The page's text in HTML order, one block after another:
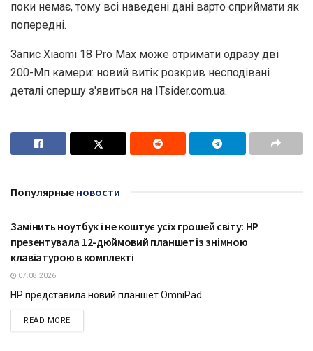
поки немає, тому всі наведені дані варто сприймати як
попередні.
Запис Xiaomi 18 Pro Max може отримати одразу дві
200-Мп камери: новий витік розкрив несподівані
деталі спершу з'явиться на ITsider.com.ua.
Популярные новости
ТЕХНОЛОГІЇ
Замінить ноутбук і не коштує усіх грошей світу: HP
презентувала 12-дюймовий планшет із знімною
клавіатурою в комплекті
07.08.2026
HP представила новий планшет OmniPad...
READ MOREDETAILS